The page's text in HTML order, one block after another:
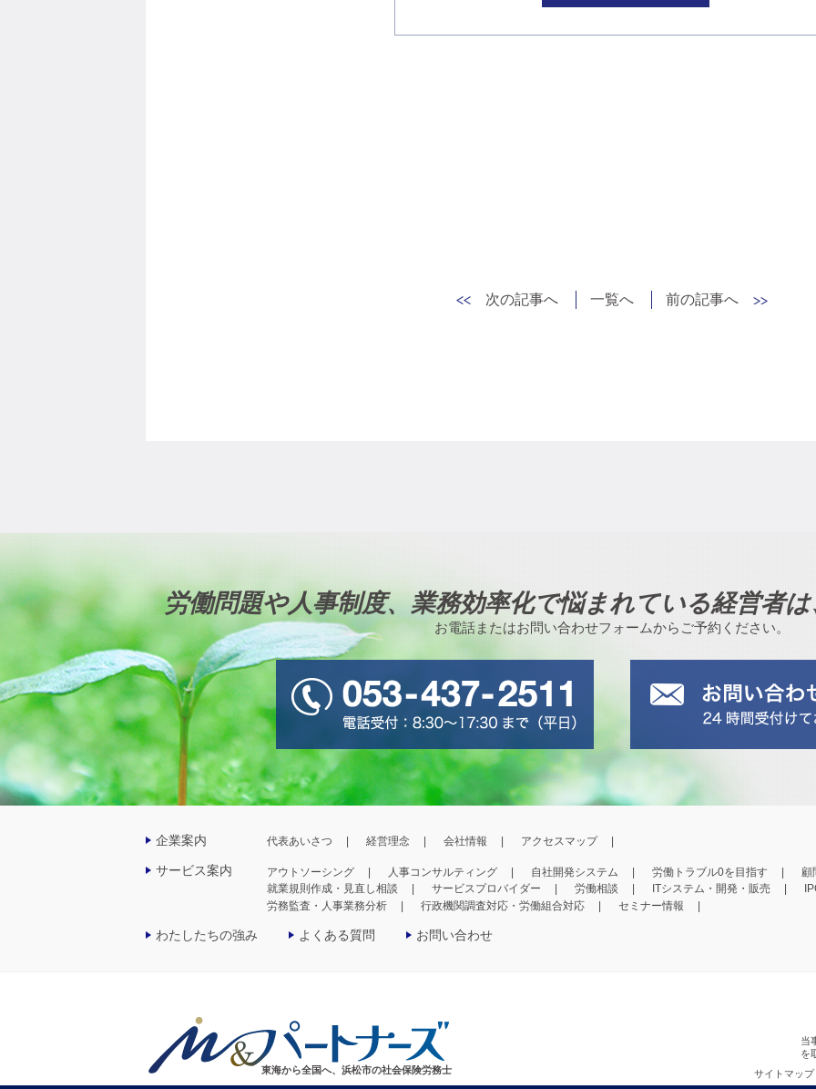
次の記事へ 一覧へ 前の記事へ
労働問題や人事制度、業務効率化で悩まれている経営者
お電話またはお問い合わせフォームからご予約ください。
企業案内 代表あいさつ 経営理念 会社情報 アクセスマップ
サービス案内 アウトソーシング 人事コンサルティング 自社開発システム 労働トラブル0を目指す
顧
就業規則作成・見直し相談
サービスプロバイダー 労働相談 ITシステム・開発・販売
労務監査・人事業務分析
行政機関調査対応・労働組合対応 セミナー情報
わたしたちの強み よくある質問 お問い合わせ
東海から全国へ、浜松市の社会保険労務士
当
を
サイトマップ